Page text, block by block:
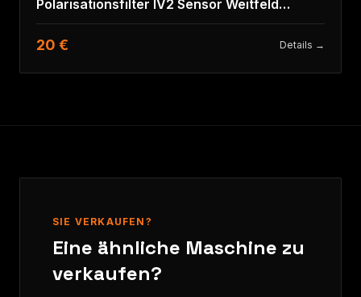
Polarisationsfilter IV2 Sensor Weitfeld
monochrom
20 € Details →
SIE VERKAUFEN?
Eine ähnliche Maschine zu
verkaufen?